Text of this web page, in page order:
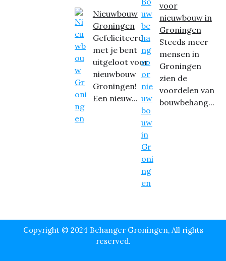
Nieuwbouw
Groningen
Gefeliciteerd
met je bent
uitgeloot voor
nieuwbouw
Groningen!
Een nieuw...
voor
nieuwbouw in
Groningen
Steeds meer
mensen in
Groningen
zien de
voordelen van
bouwbehang...
Copyright © 2024 Behanger Groningen, All rights
reserved.